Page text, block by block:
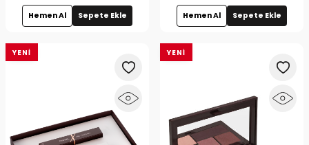
Hemen Al Sepete Ekle Hemen Al Sepete Ekle
YENI YENI